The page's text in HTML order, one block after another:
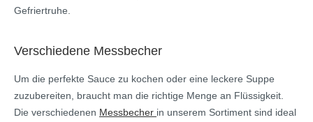
Gefriertruhe.
Verschiedene Messbecher
Um die perfekte Sauce zu kochen oder eine leckere Suppe
zuzubereiten, braucht man die richtige Menge an Flüssigkeit.
Die verschiedenen Messbecher in unserem Sortiment sind ideal